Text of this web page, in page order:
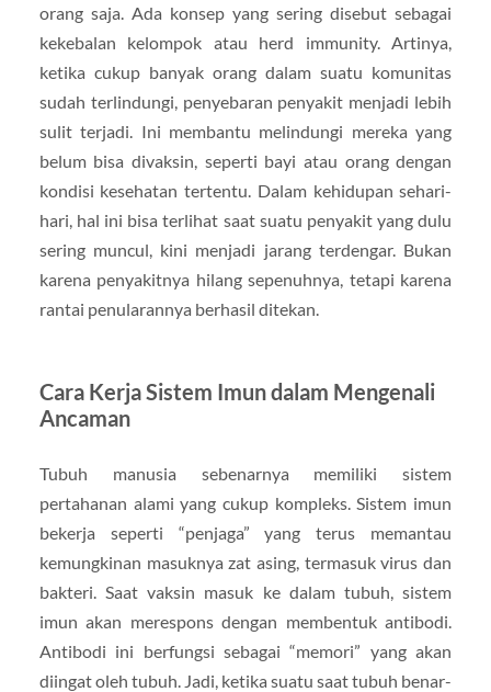
orang saja. Ada konsep yang sering disebut sebagai
kekebalan kelompok atau herd immunity. Artinya,
ketika cukup banyak orang dalam suatu komunitas
sudah terlindungi, penyebaran penyakit menjadi lebih
sulit terjadi. Ini membantu melindungi mereka yang
belum bisa divaksin, seperti bayi atau orang dengan
kondisi kesehatan tertentu. Dalam kehidupan sehari-
hari, hal ini bisa terlihat saat suatu penyakit yang dulu
sering muncul, kini menjadi jarang terdengar. Bukan
karena penyakitnya hilang sepenuhnya, tetapi karena
rantai penularannya berhasil ditekan.
Cara Kerja Sistem Imun dalam Mengenali
Ancaman
Tubuh manusia sebenarnya memiliki sistem
pertahanan alami yang cukup kompleks. Sistem imun
bekerja seperti “penjaga” yang terus memantau
kemungkinan masuknya zat asing, termasuk virus dan
bakteri. Saat vaksin masuk ke dalam tubuh, sistem
imun akan merespons dengan membentuk antibodi.
Antibodi ini berfungsi sebagai “memori” yang akan
diingat oleh tubuh. Jadi, ketika suatu saat tubuh benar-